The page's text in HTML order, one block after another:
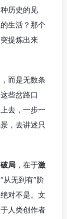
历史的见
生活？那个
提炼出来
而是无数条
些岔路口
去，一步一
，去讲述只
破局 ，在于激
从无到有”阶
对不是。文
人类创作者